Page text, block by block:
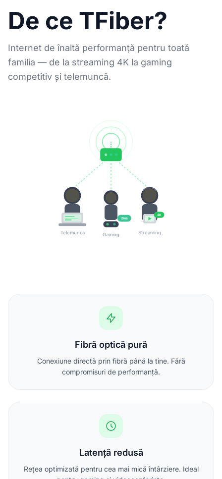
De ce TFiber?
Internet de înaltă performanță pentru toată
familia — de la streaming 4K la gaming
competitiv și telemuncă.
Telemuncă
2ms
Gaming
4K
Streaming
Fibră optică pură
Conexiune directă prin fibră până la tine. Fără
compromisuri de performanță.
Latență redusă
Rețea optimizată pentru cea mai mică întârziere. Ideal